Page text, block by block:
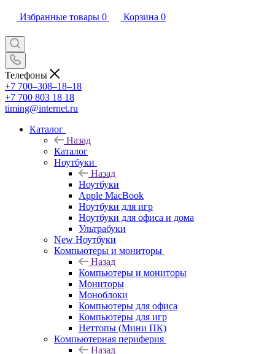
Избранные товары 0 Корзина 0
Телефоны
+7 700‒308‒18‒18
+7 700 803 18 18
timing@internet.ru
Каталог
Назад
Каталог
Ноутбуки
Назад
Ноутбуки
Apple MacBook
Ноутбуки для игр
Ноутбуки для офиса и дома
Ультрабуки
New Ноутбуки
Компьютеры и мониторы
Назад
Компьютеры и мониторы
Мониторы
Моноблоки
Компьютеры для офиса
Компьютеры для игр
Неттопы (Мини ПК)
Компьютерная периферия
Назад